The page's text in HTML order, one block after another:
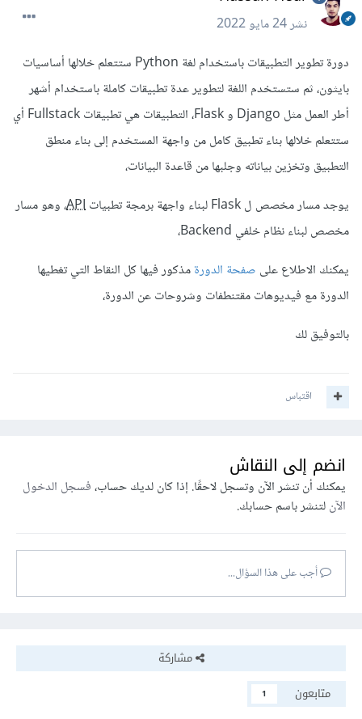
نشر24 مايو 2022
دورة تطوير التطبيقات باستخدام لغة Python ستتعلم خلالها أساسيات
بايثون، ثم ستستخدم اللغة لتطوير عدة تطبيقات كاملة باستخدام أشهر
أطر العمل مثل Django و Flask، التطبيقات هي تطبيقات Fullstack أي
ستتعلم خلالها بناء تطبيق كامل من واجهة المستخدم إلى بناء منطق
التطبيق وتخزين بياناته وجلبها من قاعدة البيانات،
يوجد مسار مخصص ل Flask لبناء واجهة برمجة تطبيات
API، وهو مسار
مخصص لبناء نظام خلفي Backend،
يمكنك الاطلاع على صفحة الدورةمذكور فيها كل النقاط التي تغطيها
الدورة مع فيديوهات مقتنطفات وشروحات عن الدورة،
بالتوفيق لك
اقتباس
انضم إلى النقاش
يمكنك أن تنشر الآن وتسجل لاحقًا. إذا كان لديك حساب،فسجل الدخول
الآنلتنشر باسم حسابك.
أجب على هذا السؤال...
مشاركة
متابعون
1